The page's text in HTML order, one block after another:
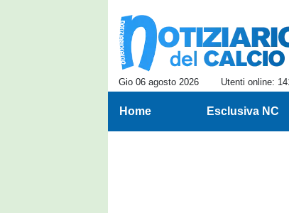
Gio 06 agosto 2026 Utenti online:
Home Esclusiva NC